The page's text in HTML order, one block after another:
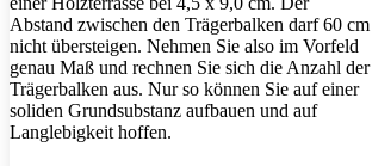
Abstand zwischen den Trägerbalken darf 60 cm
nicht übersteigen. Nehmen Sie also im Vorfeld
genau Maß und rechnen Sie sich die Anzahl der
Trägerbalken aus. Nur so können Sie auf einer
soliden Grundsubstanz aufbauen und auf
Langlebigkeit hoffen.